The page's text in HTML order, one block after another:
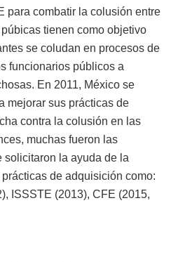
para combatir la colusión entre
tienen como objetivo
se coludan en procesos de
funcionarios públicos a
En 2011, México se
mejorar sus prácticas de
contra la colusión en las
muchas fueron las
la ayuda de la
de adquisición como:
ISSSTE (2013), CFE (2015,